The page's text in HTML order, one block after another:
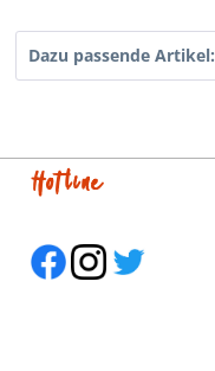
Dazu passende Artikel:
Hotline